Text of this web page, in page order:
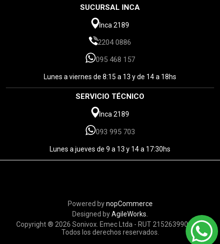
SUCURSAL INCA
Inca 2189
2204 0886
095 468 157
Lunes a viernes de 8:15 a 13 y de 14 a 18hs
SERVICIO TÉCNICO
Inca 2189
093 995 703
Lunes a jueves de 9 a 13 y 14 a 17:30hs
Powered bynopCommerce
Designed byAgileWorks.
Copyright ® 2026 Sonivox. Emec Ltda - RUT 215263990010 -
Todos los derechos reservados.